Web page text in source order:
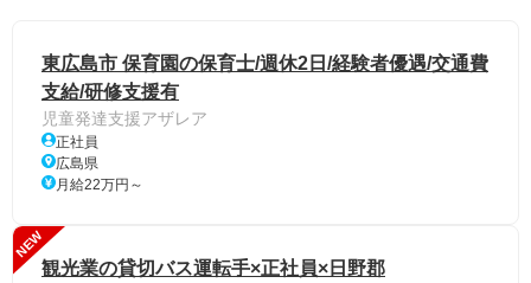
東広島市 保育園の保育士/週休2日/経験者優遇/交通費
支給/研修支援有
児童発達支援アザレア
正社員
広島県
月給22万円～
NEW
観光業の貸切バス運転手×正社員×日野郡